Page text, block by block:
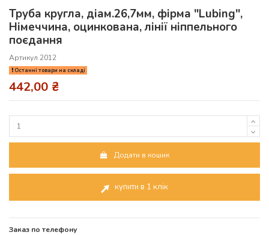
Труба кругла, діам.26,7мм, фірма "Lubing",
Німеччина, оцинкована, лінії ніппельного
поєдання
Артикул 2012
Останні товари на складі
442,00 ₴
Додати в кошик
купити в 1 клік
Заказ по телефону